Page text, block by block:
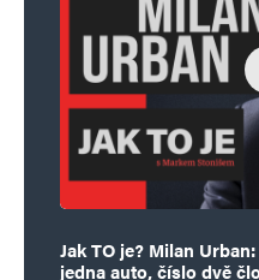
Jak TO je? Milan
jedna auto, číslo dvě